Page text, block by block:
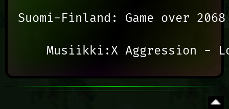
Suomi-Finland: Game over 2068